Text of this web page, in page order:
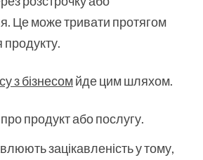
Це може тривати протягом
продукту.
з бізнесомйде цим шляхом.
продукт або послугу.
зацікавленість у тому,